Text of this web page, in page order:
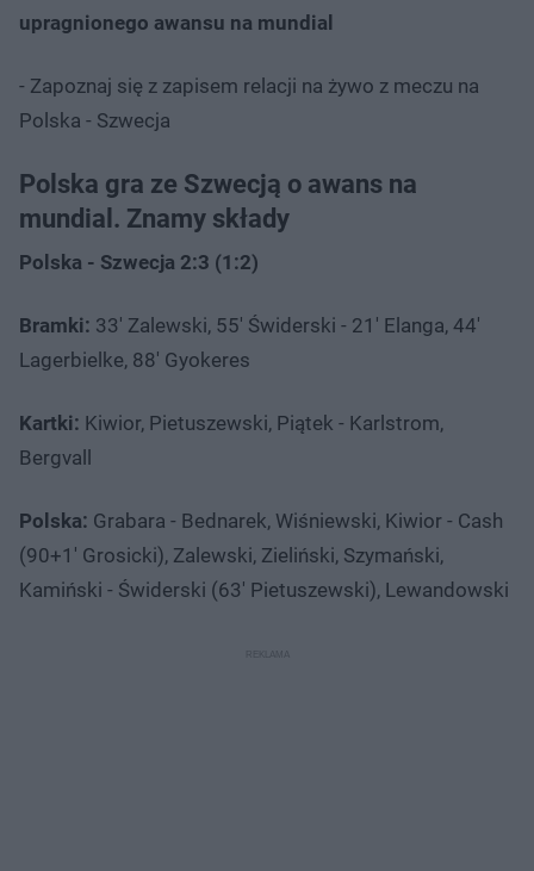
upragnionego awansu na mundial
- Zapoznaj się z zapisem relacji na żywo z meczu na
Polska - Szwecja
Polska gra ze Szwecją o awans na
mundial. Znamy składy
Polska - Szwecja 2:3 (1:2)
Bramki: 33' Zalewski, 55' Świderski - 21' Elanga, 44'
Lagerbielke, 88' Gyokeres
Kartki: Kiwior, Pietuszewski, Piątek - Karlstrom,
Bergvall
Polska: Grabara - Bednarek, Wiśniewski, Kiwior - Cash
(90+1' Grosicki), Zalewski, Zieliński, Szymański,
Kamiński - Świderski (63' Pietuszewski), Lewandowski